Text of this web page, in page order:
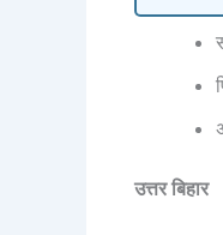
उत्तर बिहार